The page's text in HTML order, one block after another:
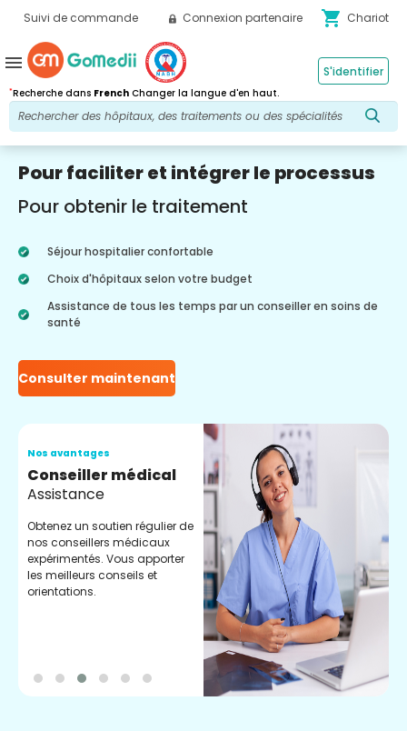
Suivi de commande Connexion partenaire shopping_cart Chariot
*Recherche dans French Changer la langue d'en haut.
S'identifier
menu
Pour faciliter et intégrer le processus
Pour obtenir le traitement
Séjour hospitalier confortable
Choix d'hôpitaux selon votre budget
Assistance de tous les temps par un conseiller en soins de
santé
Consulter maintenant
Nos avantages
Conseiller médical
Assistance
Obtenez un soutien régulier de
nos conseillers médicaux
expérimentés. Vous apporter
les meilleurs conseils et
orientations.